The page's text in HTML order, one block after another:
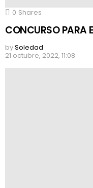
0 Shares
CONCURSO PARA
bySoledad
21 octubre, 2022, 11:08